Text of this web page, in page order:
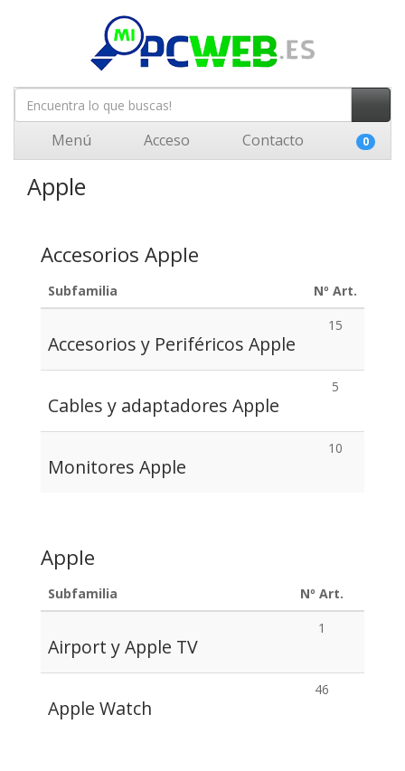
Menú Acceso Contacto 0
Apple
Accesorios Apple
Subfamilia Nº Art.
Accesorios y Periféricos Apple
15
Cables y adaptadores Apple
5
Monitores Apple
10
Apple
Subfamilia Nº Art.
Airport y Apple TV
1
Apple Watch
46